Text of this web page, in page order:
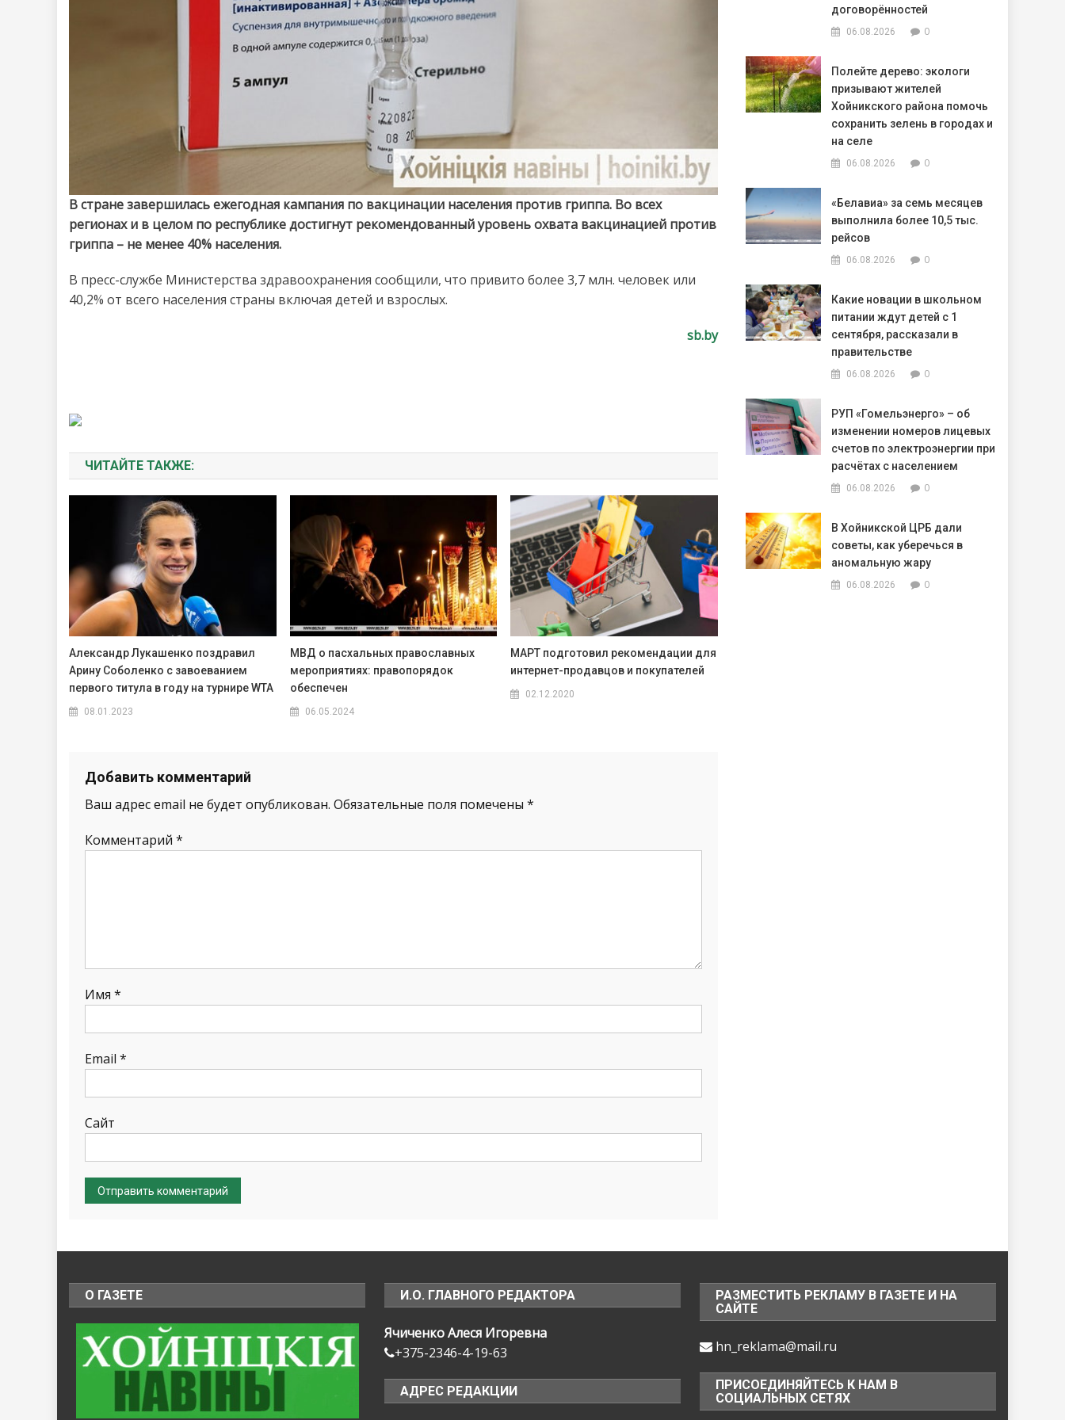
В стране завершилась ежегодная кампания по вакцинации населения против гриппа. Во всех
регионах и в целом по республике достигнут рекомендованный уровень охвата вакцинацией против
гриппа – не менее 40% населения.
В пресс-службе Министерства здравоохранения сообщили, что привито более 3,7 млн. человек или
40,2% от всего населения страны включая детей и взрослых.
sb.by
ЧИТАЙТЕ ТАКЖЕ:
Александр Лукашенко поздравил
Арину Соболенко с завоеванием
первого титула в году на турнире WТА
08.01.2023
МВД о пасхальных православных
мероприятиях: правопорядок
обеспечен
06.05.2024
МАРТ подготовил рекомендации для
интернет-продавцов и покупателей
02.12.2020
Добавить комментарий
Ваш адрес email не будет опубликован. Обязательные поля помечены *
Комментарий *
Имя *
Email *
Сайт
договорённостей
06.08.2026 0
Полейте дерево: экологи
призывают жителей
Хойникского района помочь
сохранить зелень в городах и
на селе
06.08.2026 0
«Белавиа» за семь месяцев
выполнила более 10,5 тыс.
рейсов
06.08.2026 0
Какие новации в школьном
питании ждут детей с 1
сентября, рассказали в
правительстве
06.08.2026 0
РУП «Гомельэнерго» – об
изменении номеров лицевых
счетов по электроэнергии при
расчётах с населением
06.08.2026 0
В Хойникской ЦРБ дали
советы, как уберечься в
аномальную жару
06.08.2026 0
О ГАЗЕТЕ И.О. ГЛАВНОГО РЕДАКТОРА
Ячиченко Алеся Игоревна
+375-2346-4-19-63
АДРЕС РЕДАКЦИИ
РАЗМЕСТИТЬ РЕКЛАМУ В ГАЗЕТЕ И НА
САЙТЕ
hn_reklama@mail.ru
ПРИСОЕДИНЯЙТЕСЬ К НАМ В
СОЦИАЛЬНЫХ СЕТЯХ